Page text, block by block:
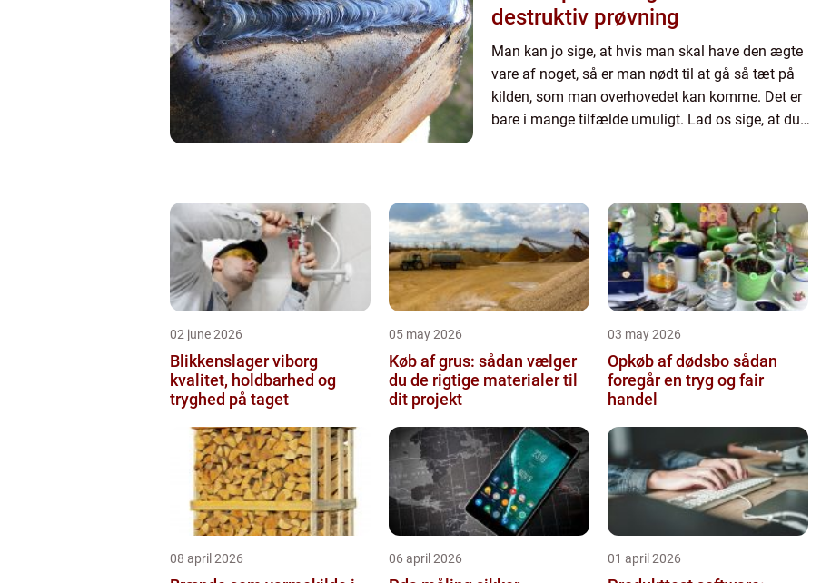
destruktiv prøvning
Man kan jo sige, at hvis man skal have den ægte
vare af noget, så er man nødt til at gå så tæt på
kilden, som man overhovedet kan komme. Det er
bare i mange tilfælde umuligt. Lad os sige, at du
02 june 2026
Blikkenslager viborg
kvalitet, holdbarhed og
tryghed på taget
05 may 2026
Køb af grus: sådan vælger
du de rigtige materialer til
dit projekt
03 may 2026
Opkøb af dødsbo sådan
foregår en tryg og fair
handel
08 april 2026 06 april 2026 01 april 2026